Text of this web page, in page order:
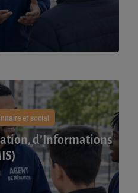
et social
d’Informations